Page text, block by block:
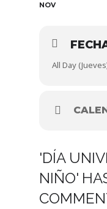
NOV
All Day
'DÍA
NIÑO'